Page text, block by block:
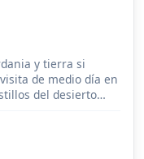
y tierra si
de medio día en
del desierto